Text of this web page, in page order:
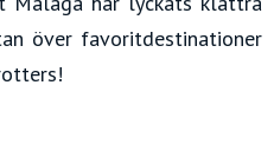
över favoritdestinationer